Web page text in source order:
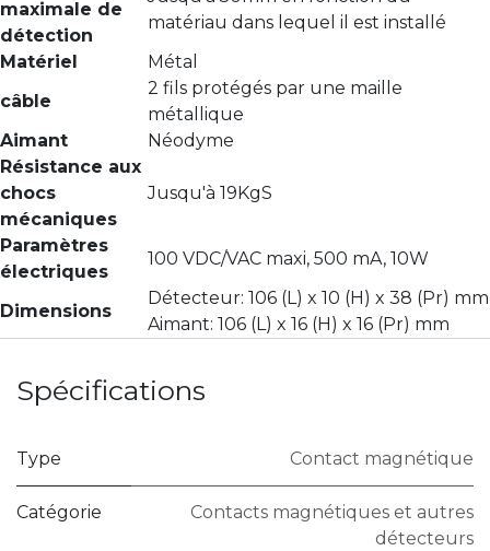
maximale de
détection
matériau dans lequel il est installé
Matériel
Métal
câble
2 fils protégés par une maille
métallique
Aimant
Néodyme
Résistance aux
chocs
mécaniques
Jusqu'à 19KgS
Paramètres
électriques
100 VDC/VAC maxi, 500 mA, 10W
Dimensions
Détecteur: 106 (L) x 10 (H) x 38 (Pr) mm
Aimant: 106 (L) x 16 (H) x 16 (Pr) mm
Spécifications
Type Contact magnétique
Catégorie
Contacts magnétiques et autres
détecteurs